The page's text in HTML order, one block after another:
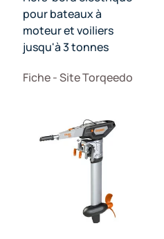
pour bateaux à
moteur et voiliers
jusqu'à 3 tonnes
Fiche - Site Torqeedo